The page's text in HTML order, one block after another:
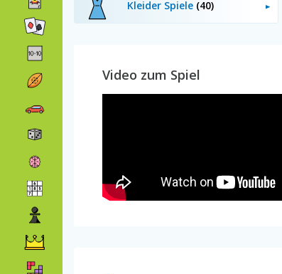
Kleider Spiele (40)
Video zum Spiel